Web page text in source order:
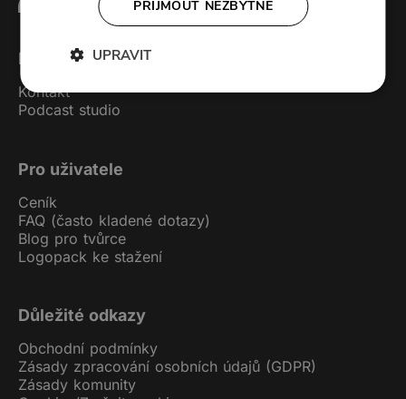
Forendors
Kontakt
Podcast studio
Pro uživatele
Ceník
FAQ (často kladené dotazy)
Blog pro tvůrce
Logopack ke stažení
Důležité odkazy
Obchodní podmínky
Zásady zpracování osobních údajů (GDPR)
Zásady komunity
PŘIJMOUT NEZBYTNÉ
UPRAVIT